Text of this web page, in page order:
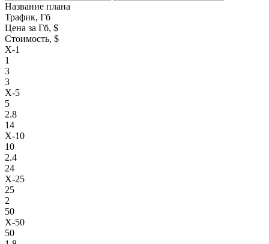
Название плана
Трафик, Гб
Цена за Гб, $
Стоимость, $
X-1
1
3
3
X-5
5
2.8
14
X-10
10
2.4
24
X-25
25
2
50
X-50
50